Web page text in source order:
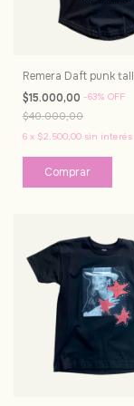
Remera Daft punk
$15.000,00 -63% OFF
$40.000,00
6 x $2.500,00 sin interés